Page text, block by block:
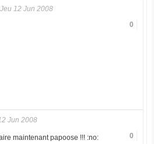
Jeu 12 Jun 2008
0
Jun 2008
0
maintenant papoose !!! :no: